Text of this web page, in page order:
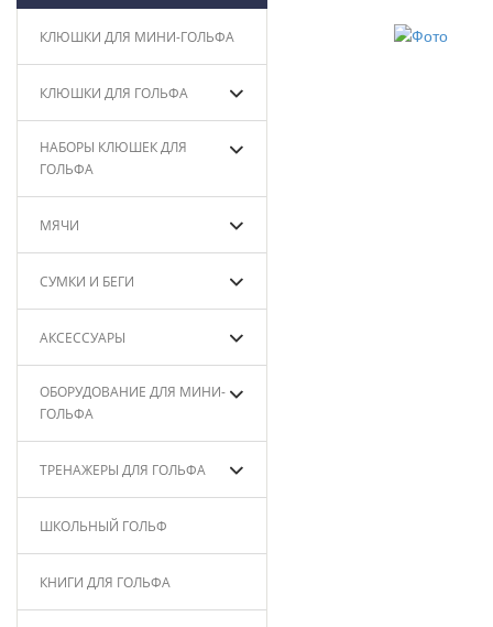
КЛЮШКИ ДЛЯ МИНИ-ГОЛЬФА
КЛЮШКИ ДЛЯ ГОЛЬФА
НАБОРЫ КЛЮШЕК ДЛЯ
ГОЛЬФА
МЯЧИ
СУМКИ И БЕГИ
АКСЕССУАРЫ
ОБОРУДОВАНИЕ ДЛЯ МИНИ-
ГОЛЬФА
ТРЕНАЖЕРЫ ДЛЯ ГОЛЬФА
ШКОЛЬНЫЙ ГОЛЬФ
КНИГИ ДЛЯ ГОЛЬФА